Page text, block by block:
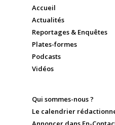
Accueil
Actualités
Reportages & Enquêtes
Plates-formes
Podcasts
Vidéos
Qui sommes-nous ?
Le calendrier